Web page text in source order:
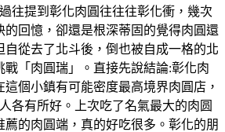
往提到彰化肉圓往往往彰化衝，幾次
的回憶，卻還是根深蒂固的覺得肉圓還
自從去了北斗後，倒也被自成一格的北
戰「肉圓瑞」。直接先說結論:彰化肉
這個小鎮有可能密度最高境界肉圓店，
各有所好。上次吃了名氣最大的肉圆
薦的肉圓端，真的好吃很多。彰化的朋